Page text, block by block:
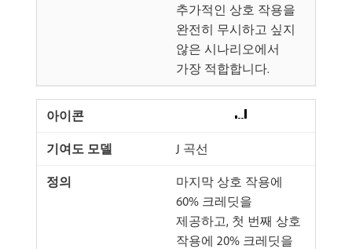
추가적인 상호 작용을
완전히 무시하고 싶지
않은 시나리오에서
가장 적합합니다.
J 곡선
마지막 상호 작용에
60% 크레딧을
제공하고, 첫 번째 상호
작용에 20% 크레딧을